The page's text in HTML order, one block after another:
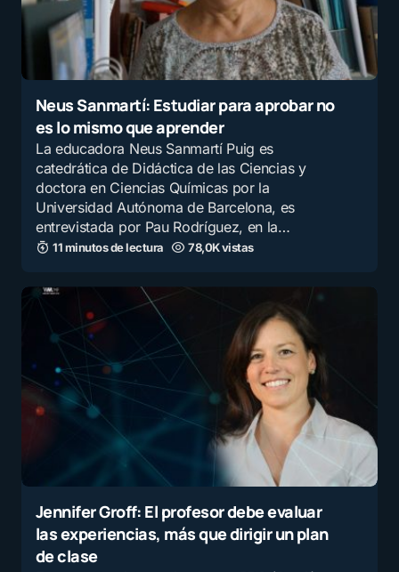
Nombre*
E-mail*
Guarda mi nombre y correo electrónico en este
navegador para la próxima vez que comente.
Recibir un correo electrónico con los siguientes
comentarios a esta entrada.
Recibir un correo electrónico con cada nueva
Enviar comentario
Neus Sanmartí: Estudiar para aprobar no
es lo mismo que aprender
La educadora Neus Sanmartí Puig es
catedrática de Didáctica de las Ciencias y
doctora en Ciencias Químicas por la
Universidad Autónoma de Barcelona, es
entrevistada por Pau Rodríguez, en la…
11 minutos de lectura 78,0K vistas
Jennifer Groff: El profesor debe evaluar
las experiencias, más que dirigir un plan
de clase